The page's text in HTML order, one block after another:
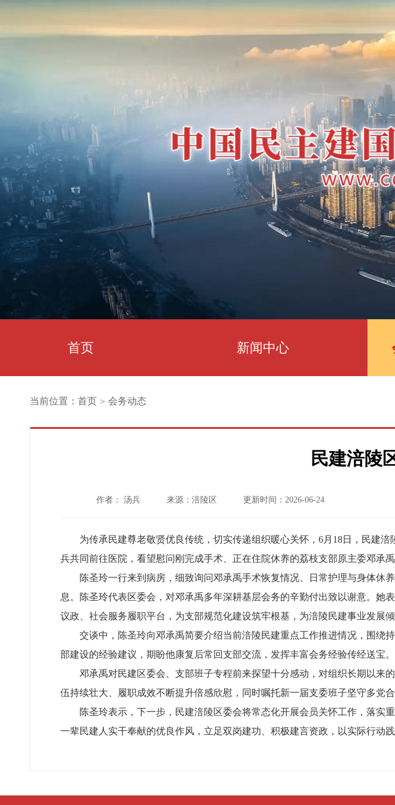
首页 新闻中心
当前位置： 首页 > 会务动态
民建涪陵
作者： 汤兵 来源：涪陵区 更新时间：2026-06-24
为传承民建尊老敬贤优良传统，切实传递组织暖心关怀，6月18日，民建
兵共同前往医院，看望慰问刚完成手术、正在住院休养的荔枝支部原主委邓承禹
陈圣玲一行来到病房，细致询问邓承禹手术恢复情况、日常护理与身体
息。陈圣玲代表区委会，对邓承禹多年深耕基层会务的辛勤付出致以谢意。
议政、社会服务履职平台，为支部规范化建设筑牢根基，为涪陵民建事业发展
交谈中，陈圣玲向邓承禹简要介绍当前涪陵民建重点工作推进情况，围绕
部建设的经验建议，期盼他康复后常回支部交流，发挥丰富会务经验传经送宝。
邓承禹对民建区委会、支部班子专程前来探望十分感动，对组织长期以来
伍持续壮大、履职成效不断提升倍感欣慰，同时嘱托新一届支委班子坚守多党
陈圣玲表示，下一步，民建涪陵区委会将常态化开展会员关怀工作，落
一辈民建人实干奉献的优良作风，立足双岗建功、积极建言资政，以实际行动